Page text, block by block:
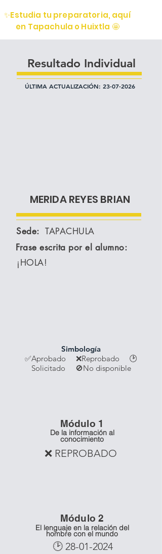
✨Estudia tu preparatoria, aquí
en Tapachula o Huixtla 🤩
Resultado Individual
ÚLTIMA ACTUALIZACIÓN: 23-07-2026
MERIDA REYES BRIAN
Sede: TAPACHULA
Frase escrita por el alumno:
¡HOLA!
Simbología
✅Aprobado ❌Reprobado 🕑
Solicitado 🚫No disponible
Módulo 1
De la información al
conocimiento
❌ REPROBADO
Módulo 2
El lenguaje en la relación del
hombre con el mundo
🕑 28-01-2024